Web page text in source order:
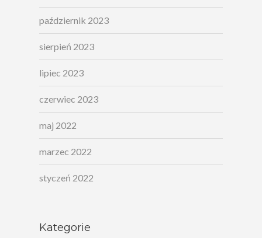
październik 2023
sierpień 2023
lipiec 2023
czerwiec 2023
maj 2022
marzec 2022
styczeń 2022
Kategorie